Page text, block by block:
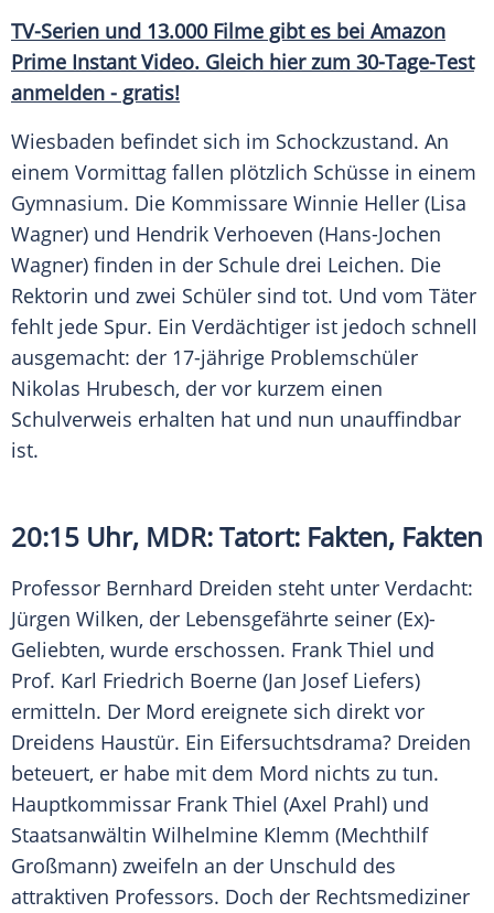
TV-Serien und 13.000 Filme gibt es bei Amazon
Prime Instant Video. Gleich hier zum 30-Tage-Test
anmelden - gratis!
Wiesbaden befindet sich im Schockzustand. An
einem Vormittag fallen plötzlich Schüsse in einem
Gymnasium. Die Kommissare Winnie Heller (Lisa
Wagner) und Hendrik Verhoeven (Hans-Jochen
Wagner) finden in der Schule drei Leichen. Die
Rektorin und zwei Schüler sind tot. Und vom Täter
fehlt jede Spur. Ein Verdächtiger ist jedoch schnell
ausgemacht: der 17-jährige Problemschüler
Nikolas Hrubesch, der vor kurzem einen
Schulverweis erhalten hat und nun unauffindbar
ist.
20:15 Uhr, MDR:Tatort: Fakten, Fakten
Professor Bernhard Dreiden steht unter Verdacht:
Jürgen Wilken, der Lebensgefährte seiner (Ex)-
Geliebten, wurde erschossen. Frank Thiel und
Prof. Karl Friedrich Boerne (Jan Josef Liefers)
ermitteln. Der Mord ereignete sich direkt vor
Dreidens Haustür. Ein Eifersuchtsdrama? Dreiden
beteuert, er habe mit dem Mord nichts zu tun.
Hauptkommissar Frank Thiel (Axel Prahl) und
Staatsanwältin Wilhelmine Klemm (Mechthilf
Großmann) zweifeln an der Unschuld des
attraktiven Professors. Doch der Rechtsmediziner